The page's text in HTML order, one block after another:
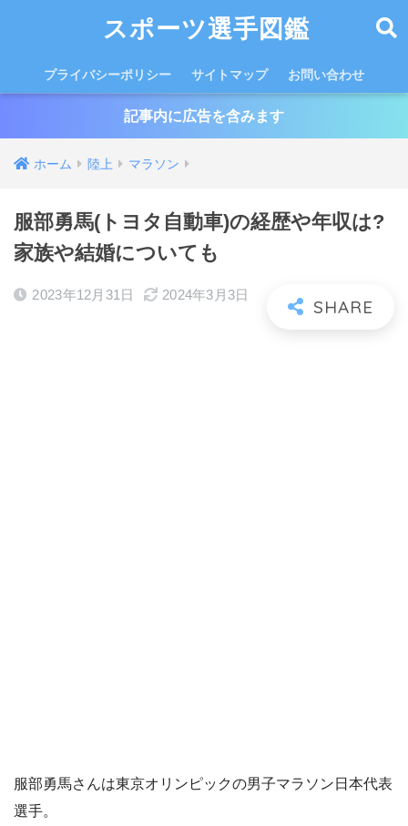
スポーツ選手図鑑
プライバシーポリシー サイトマップ お問い合わせ
記事内に広告を含みます
ホーム 陸上 マラソン
服部勇馬(トヨタ自動車)の経歴や年収は?
家族や結婚についても
2023年12月31日 2024年3月3日
服部勇馬さんは東京オリンピックの男子マラソン日本代表
選手。